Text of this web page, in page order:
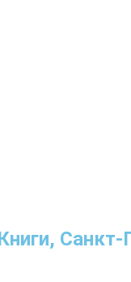
Санкт-